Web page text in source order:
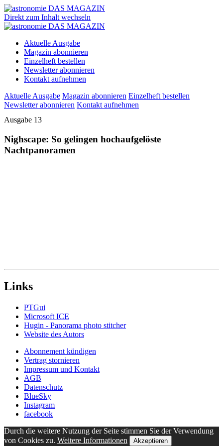
Direkt zum Inhalt wechseln
Aktuelle Ausgabe
Magazin abonnieren
Einzelheft bestellen
Newsletter abonnieren
Kontakt aufnehmen
Aktuelle Ausgabe Magazin abonnieren Einzelheft bestellen
Newsletter abonnieren Kontakt aufnehmen
Ausgabe 13
Nighscape: So gelingen hochaufgelöste
Nachtpanoramen
Links
PTGui
Microsoft ICE
Hugin - Panorama photo stitcher
Website des Autors
Abonnement kündigen
Vertrag stornieren
Impressum und Kontakt
AGB
Datenschutz
BlueSky
Instagram
facebook
Durch die weitere Nutzung der Seite stimmen Sie der Verwendung
von Cookies zu. Weitere Informationen Akzeptieren